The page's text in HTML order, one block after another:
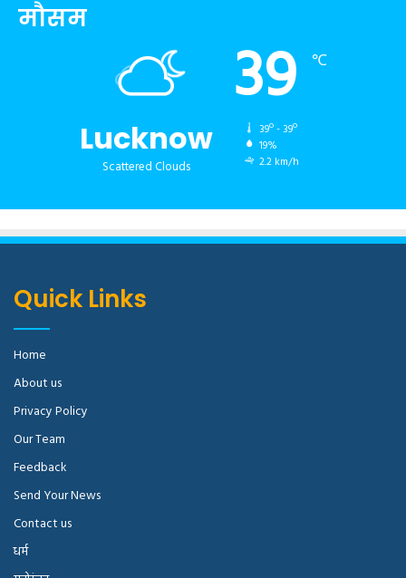
मौसम
Lucknow
Scattered Clouds
39 ℃
39º - 39º
19%
2.2 km/h
Quick Links
Home
About us
Privacy Policy
Our Team
Feedback
Send Your News
Contact us
धर्म